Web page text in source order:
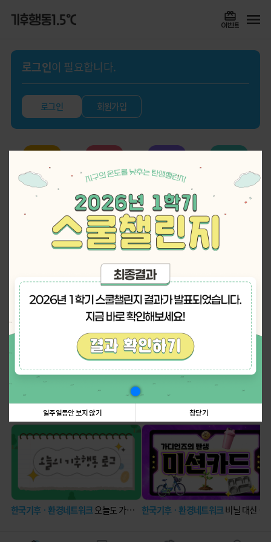
일주일동안 보지 않기 창닫기
로그인이 필요합니다.
로그인 회원가입
스쿨챌린지 실천기록 퀴즈
나의 활동 스탬프
탄소중립에 관한 정보꿀팁! 더보기
한국기후ㆍ환경네트워크오늘도 가볍게 딛는 발걸음 한국기후ㆍ환경네트워크비닐 대신 장바구니